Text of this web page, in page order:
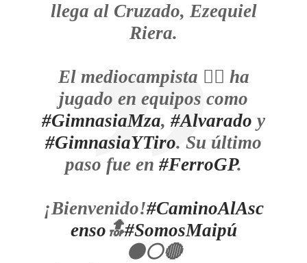
llega al Cruzado, Ezequiel
Riera.
El mediocampista 🏃‍♂️ ha
jugado en equipos como
#GimnasiaMza, #Alvarado y
#GimnasiaYTiro. Su último
paso fue en #FerroGP.
¡Bienvenido!#CaminoAlAsc
enso 🔝#SomosMaipú
⚫⚪🔴